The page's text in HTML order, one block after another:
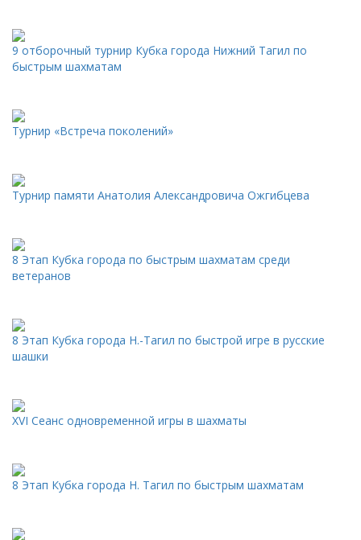
9 отборочный турнир Кубка города Нижний Тагил по
быстрым шахматам
Турнир «Встреча поколений»
Турнир памяти Анатолия Александровича Ожгибцева
8 Этап Кубка города по быстрым шахматам среди
ветеранов
8 Этап Кубка города Н.-Тагил по быстрой игре в русские
шашки
XVI Сеанс одновременной игры в шахматы
8 Этап Кубка города Н. Тагил по быстрым шахматам